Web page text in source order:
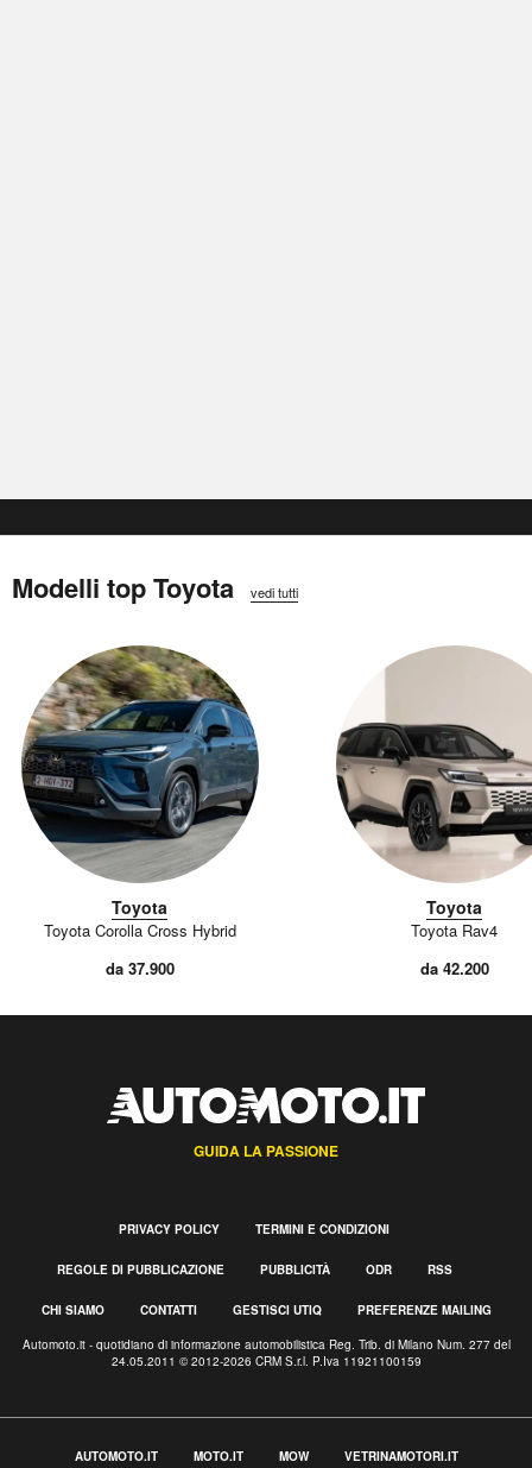
Modelli top Toyota vedi tutti
Toyota
Toyota Corolla Cross Hybrid
da 37.900
Toyota
Toyota Rav4
da 42.200
GUIDA LA PASSIONE
PRIVACY POLICY TERMINI E CONDIZIONI
REGOLE DI PUBBLICAZIONE PUBBLICITÀ ODR RSS
CHI SIAMO CONTATTI GESTISCI UTIQ PREFERENZE MAILING
Automoto.it - quotidiano di informazione automobilistica Reg. Trib. di Milano Num. 277 del
24.05.2011 © 2012-2026 CRM S.r.l. P.Iva 11921100159
AUTOMOTO.IT MOTO.IT MOW VETRINAMOTORI.IT